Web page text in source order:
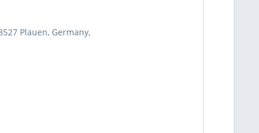
Plauen, Germany,